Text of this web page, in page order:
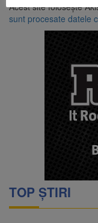
Acest site folosește
sunt procesate datele
TOP ȘTIRI